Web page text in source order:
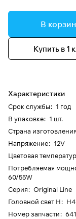
В
Купить в 1
Характеристики
Срок службы: 1 год
В упаковке: 1 шт.
Страна изготовления
Напряжение: 12V
Цветовая
Потребляемая
60/55W
Серия: Original Line
Головной свет H: H4
Номер запчасти: